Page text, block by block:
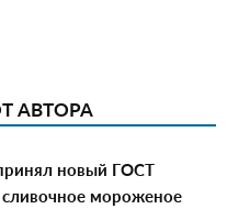
АВТОРА
новый ГОСТ
мороженое